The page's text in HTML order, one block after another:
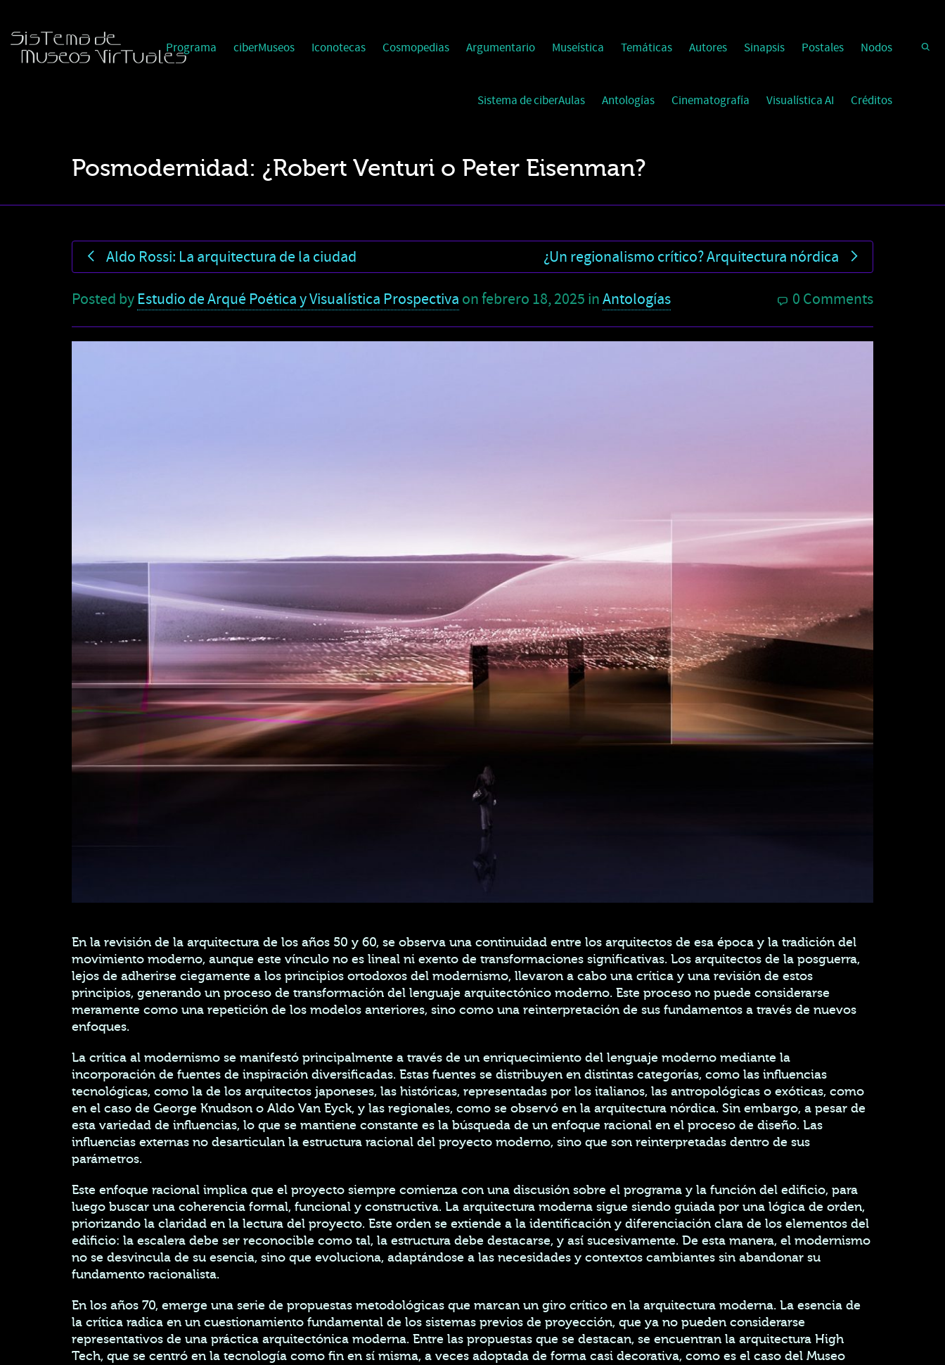
Programa ciberMuseos Iconotecas Cosmopedias Argumentario Museística Temáticas Autores Sinapsis Postales Nodos
Sistema de ciberAulas Antologías Cinematografía Visualística AI Créditos
Posmodernidad: ¿Robert Venturi o Peter Eisenman?
Aldo Rossi: La arquitectura de la ciudad ¿Un regionalismo crítico? Arquitectura nórdica
Posted by Estudio de Arqué Poética y Visualística Prospectiva onfebrero 18, 2025 inAntologías 0 Comments
En la revisión de la arquitectura de los años 50 y 60, se observa una continuidad entre los arquitectos de esa época y la tradición del
movimiento moderno, aunque este vínculo no es lineal ni exento de transformaciones significativas. Los arquitectos de la posguerra,
lejos de adherirse ciegamente a los principios ortodoxos del modernismo, llevaron a cabo una crítica y una revisión de estos
principios, generando un proceso de transformación del lenguaje arquitectónico moderno. Este proceso no puede considerarse
meramente como una repetición de los modelos anteriores, sino como una reinterpretación de sus fundamentos a través de nuevos
enfoques.
La crítica al modernismo se manifestó principalmente a través de un enriquecimiento del lenguaje moderno mediante la
incorporación de fuentes de inspiración diversificadas. Estas fuentes se distribuyen en distintas categorías, como las influencias
tecnológicas, como la de los arquitectos japoneses, las históricas, representadas por los italianos, las antropológicas o exóticas, como
en el caso de George Knudson o Aldo Van Eyck, y las regionales, como se observó en la arquitectura nórdica. Sin embargo, a pesar de
esta variedad de influencias, lo que se mantiene constante es la búsqueda de un enfoque racional en el proceso de diseño. Las
influencias externas no desarticulan la estructura racional del proyecto moderno, sino que son reinterpretadas dentro de sus
parámetros.
Este enfoque racional implica que el proyecto siempre comienza con una discusión sobre el programa y la función del edificio, para
luego buscar una coherencia formal, funcional y constructiva. La arquitectura moderna sigue siendo guiada por una lógica de orden,
priorizando la claridad en la lectura del proyecto. Este orden se extiende a la identificación y diferenciación clara de los elementos del
edificio: la escalera debe ser reconocible como tal, la estructura debe destacarse, y así sucesivamente. De esta manera, el modernismo
no se desvincula de su esencia, sino que evoluciona, adaptándose a las necesidades y contextos cambiantes sin abandonar su
fundamento racionalista.
En los años 70, emerge una serie de propuestas metodológicas que marcan un giro crítico en la arquitectura moderna. La esencia de
la crítica radica en un cuestionamiento fundamental de los sistemas previos de proyección, que ya no pueden considerarse
representativos de una práctica arquitectónica moderna. Entre las propuestas que se destacan, se encuentran la arquitectura High
Tech, que se centró en la tecnología como fin en sí misma, a veces adoptada de forma casi decorativa, como es el caso del Museo